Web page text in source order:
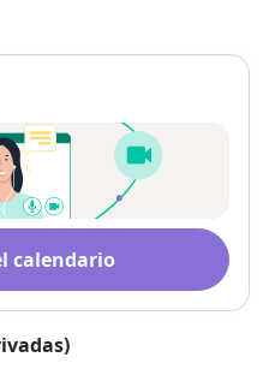
calendario